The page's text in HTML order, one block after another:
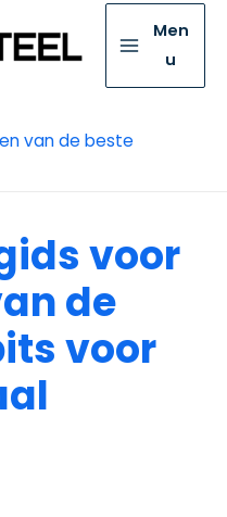
Men
u
van de beste
voor
de
voor